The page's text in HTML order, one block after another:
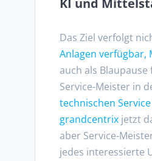
KI und
Das Ziel verfolgt
Anlagen verfügbar,
auch als
Service-Meister in
technischen Service
grandcentrix jetzt
aber Service-
jedes interessierte